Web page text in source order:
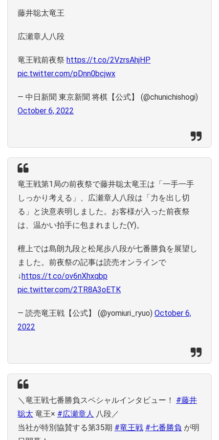
藤井聡太竜王
広瀬章人八段
竜王戦前夜祭 https://t.co/2VzrsAhjHP
pic.twitter.com/pDnn0bcjwx
— 中日新聞 東京新聞 将棋【公式】 (@chunichishogi)
October 6, 2022
竜王戦第1局の前夜祭で藤井聡太竜王は「一手一手
しっかり考える」、広瀬章人八段は「力を出し切
る」と決意表明しました。お客様が入った前夜祭
は、温かい拍手に包まれました(Y)。
檀上では島朗九段と松尾歩八段が七番勝負を展望し
ました。前夜祭の記事は読売オンラインで
↓https://t.co/ov6nXhxqbp
pic.twitter.com/2TR8A3oETK
— 読売竜王戦【公式】 (@yomiuri_ryuo) October 6,
2022
＼竜王戦七番勝負スペシャルインタビュー！ #藤井
聡太 竜王× #広瀬章人 八段／
当社が特別協賛する第35期 #竜王戦 #七番勝負 が明